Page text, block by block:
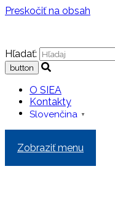
Preskočiť na obsah
Hľadať:
O SIEA
Kontakty
Slovenčina ▼
Zobraziť menu